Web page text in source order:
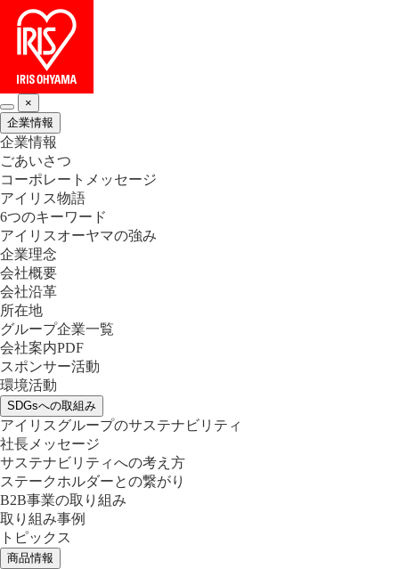
×
企業情報
企業情報
ごあいさつ
コーポレートメッセージ
アイリス物語
6つのキーワード
アイリスオーヤマの強み
企業理念
会社概要
会社沿革
所在地
グループ企業一覧
会社案内PDF
スポンサー活動
環境活動
SDGsへの取組み
アイリスグループのサステナビリティ
社長メッセージ
サステナビリティへの考え方
ステークホルダーとの繋がり
B2B事業の取り組み
取り組み事例
トピックス
商品情報